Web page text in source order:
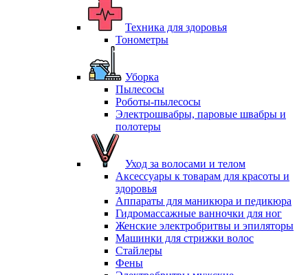
Техника для здоровья
Тонометры
Уборка
Пылесосы
Роботы-пылесосы
Электрошвабры, паровые швабры и
полотеры
Уход за волосами и телом
Аксессуары к товарам для красоты и
здоровья
Аппараты для маникюра и педикюра
Гидромассажные ванночки для ног
Женские электробритвы и эпиляторы
Машинки для стрижки волос
Стайлеры
Фены